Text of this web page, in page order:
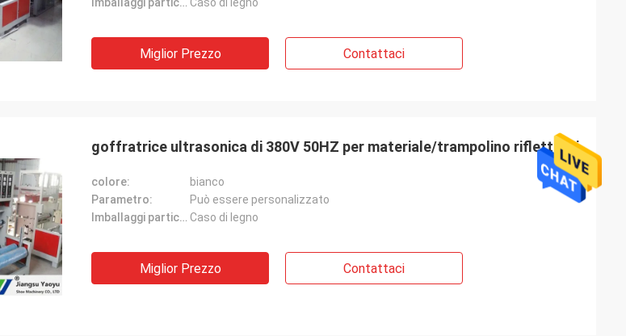
Miglior Prezzo Contattaci
goffratrice ultrasonica di 380V 50HZ per materiale/trampolino riflettenti
colore:
bianco
Parametro:
Può essere personalizzato
Imballaggi particolari: Caso di legno
Miglior Prezzo Contattaci